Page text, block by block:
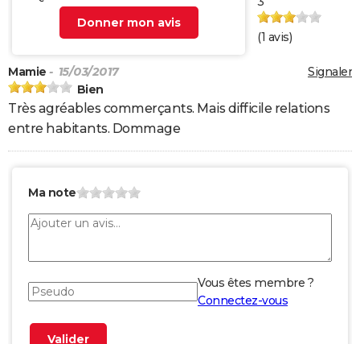
Donner mon avis
(1 avis)
Signaler
Mamie - 15/03/2017
Bien
Très agréables commerçants. Mais difficile relations
entre habitants. Dommage
Ma note
Vous êtes membre ?
Connectez-vous